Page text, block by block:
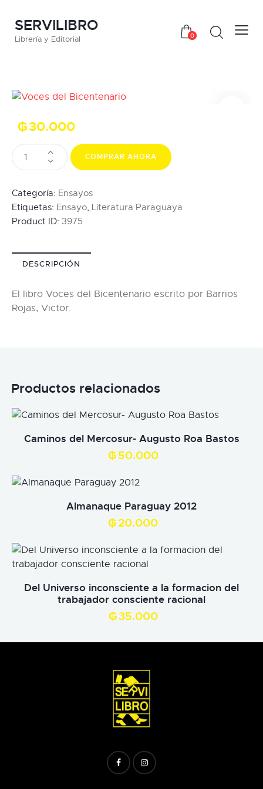
SERVILIBRO
Librería y Editorial 0
₲30.000
COMPRAR AHORA
Categoría: Ensayos
Etiquetas: Ensayo, Literatura Paraguaya
Product ID: 3975
DESCRIPCIÓN
El libro Voces del Bicentenario escrito por Barrios
Rojas, Victor.
Productos relacionados
Caminos del Mercosur- Augusto Roa Bastos
₲50.000
Almanaque Paraguay 2012
₲20.000
Del Universo inconsciente a la formacion del
trabajador consciente racional
₲35.000